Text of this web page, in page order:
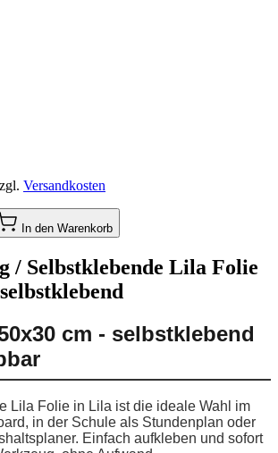
Versandkosten
In den Warenkorb
/ Selbstklebende Lila Folie
cm - selbstklebend
Lila Folie in Lila ist die ideale Wahl im
in der Schule als Stundenplan oder
Einfach aufkleben und sofort